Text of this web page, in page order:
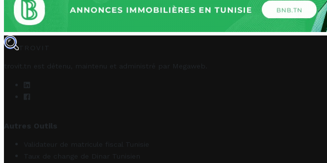
TROVIT
trovit.tn est détenu, maintenu et administré par Megaweb
Autres Outils
Validateur de matricule fiscal Tunisie
Taux de change de Dinar Tunisien